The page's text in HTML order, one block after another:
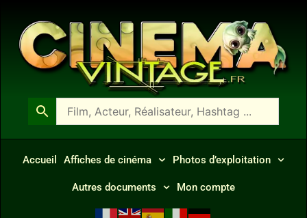
Accueil Affiches de cinéma Photos d’exploitation
Autres documents Mon compte